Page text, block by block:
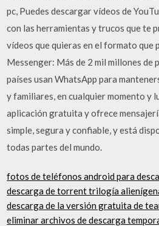
pc, Puedes descargar vídeos de
con las herramientas y trucos que te
vídeos que quieras en el formato que
Messenger: Más de 2 mil millones de
países usan WhatsApp para
y familiares, en cualquier momento y
aplicación gratuita y ofrece
simple, segura y confiable, y está
todas partes del mundo.
fotos de teléfonos android para
descarga de torrent trilogía
descarga de la versión gratuita de
eliminar archivos de descarga